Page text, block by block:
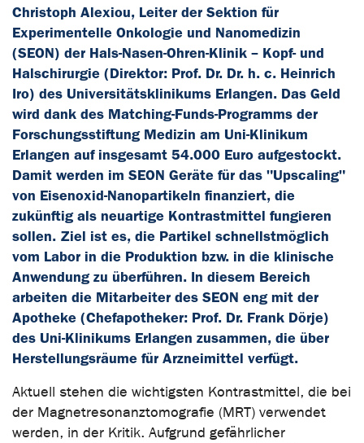
Christoph Alexiou, Leiter der Sektion für
Experimentelle Onkologie und Nanomedizin
(SEON) der Hals-Nasen-Ohren-Klinik – Kopf- und
Halschirurgie (Direktor: Prof. Dr. Dr. h. c. Heinrich
Iro) des Universitätsklinikums Erlangen. Das Geld
wird dank des Matching-Funds-Programms der
Forschungsstiftung Medizin am Uni-Klinikum
Erlangen auf insgesamt 54.000 Euro aufgestockt.
Damit werden im SEON Geräte für das "Upscaling"
von Eisenoxid-Nanopartikeln finanziert, die
zukünftig als neuartige Kontrastmittel fungieren
sollen. Ziel ist es, die Partikel schnellstmöglich
vom Labor in die Produktion bzw. in die klinische
Anwendung zu überführen. In diesem Bereich
arbeiten die Mitarbeiter des SEON eng mit der
Apotheke (Chefapotheker: Prof. Dr. Frank Dörje)
des Uni-Klinikums Erlangen zusammen, die über
Herstellungsräume für Arzneimittel verfügt.
Aktuell stehen die wichtigsten Kontrastmittel, die bei
der Magnetresonanztomografie (MRT) verwendet
werden, in der Kritik. Aufgrund gefährlicher